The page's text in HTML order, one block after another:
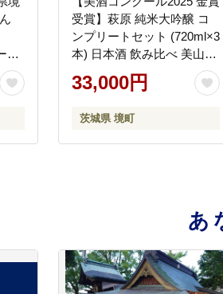
ス
ク
受賞】萩原 純米大吟醸 コ
ンプリートセット (720ml×3
本) 日本酒 飲み比べ 美山錦
ひたち錦 八反錦 K2677
33,000円
茨城県 境町
あ